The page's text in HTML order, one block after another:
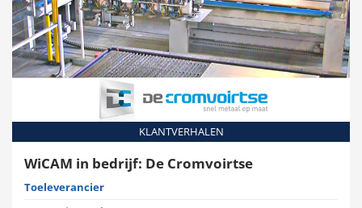
KLANTVERHALEN
WiCAM in bedrijf: De Cromvoirtse
Toeleverancier